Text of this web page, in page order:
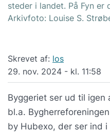
steder i landet. På Fyn er
Arkivfoto: Louise S.
Skrevet af: los
29. nov. 2024 - kl. 11:58
Byggeriet ser ud til igen
bl.a.
by Hubexo, der ser ind